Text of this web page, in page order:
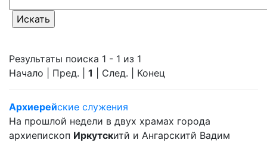
Результаты поиска 1 - 1 из 1
Начало | Пред. | 1 | След. | Конец
Архиерейские служения
На прошлой недели в двух храмах города
архиепископ Иркутскитй и Ангарскитй Вадим